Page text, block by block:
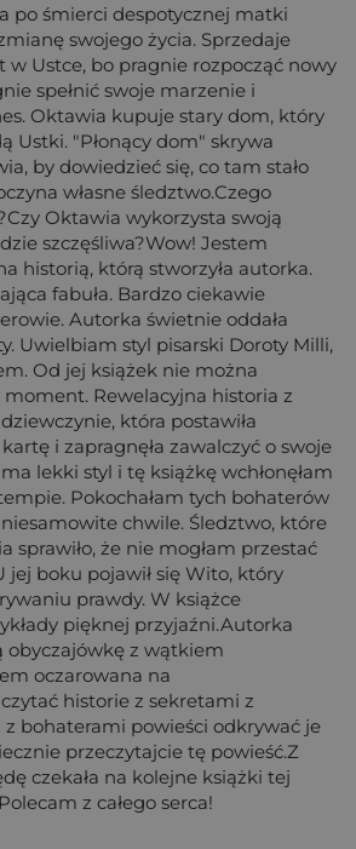
po śmierci despotycznej matki
swojego życia. Sprzedaje
w Ustce, bo pragnie rozpocząć nowy
spełnić swoje marzenie i
Oktawia kupuje stary dom, który
Ustki. "Płonący dom" skrywa
by dowiedzieć się, co tam stało
własne śledztwo.Czego
Oktawia wykorzysta swoją
szczęśliwa?Wow! Jestem
historią, którą stworzyła autorka.
fabuła. Bardzo ciekawie
Autorka świetnie oddała
Uwielbiam styl pisarski Doroty Milli,
Od jej książek nie można
Rewelacyjna historia z
która postawiła
i zapragnęła zawalczyć o swoje
lekki styl i tę książkę wchłonęłam
Pokochałam tych bohaterów
chwile. Śledztwo, które
sprawiło, że nie mogłam przestać
jej boku pojawił się Wito, który
prawdy. W książce
pięknej przyjaźni.Autorka
obyczajówkę z wątkiem
oczarowana na
historie z sekretami z
z bohaterami powieści odkrywać je
przeczytajcie tę powieść.Z
czekała na kolejne książki tej
z całego serca!